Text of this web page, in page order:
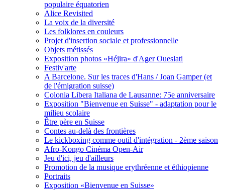
populaire équatorien
Alice Revisited
La voix de la diversité
Les folklores en couleurs
Projet d'insertion sociale et professionnelle
Objets métissés
Exposition photos «Héjira» d'Ager Oueslati
Festiv'arte
A Barcelone. Sur les traces d'Hans / Joan Gamper (et
de l'émigration suisse)
Colonia Libera Italiana de Lausanne: 75e anniversaire
Exposition "Bienvenue en Suisse" - adaptation pour le
milieu scolaire
Être père en Suisse
Contes au-delà des frontières
Le kickboxing comme outil d'intégration - 2ème saison
Afro-Kongo Cinéma Open-Air
Jeu d'ici, jeu d'ailleurs
Promotion de la musique erythréenne et éthiopienne
Portraits
Exposition «Bienvenue en Suisse»